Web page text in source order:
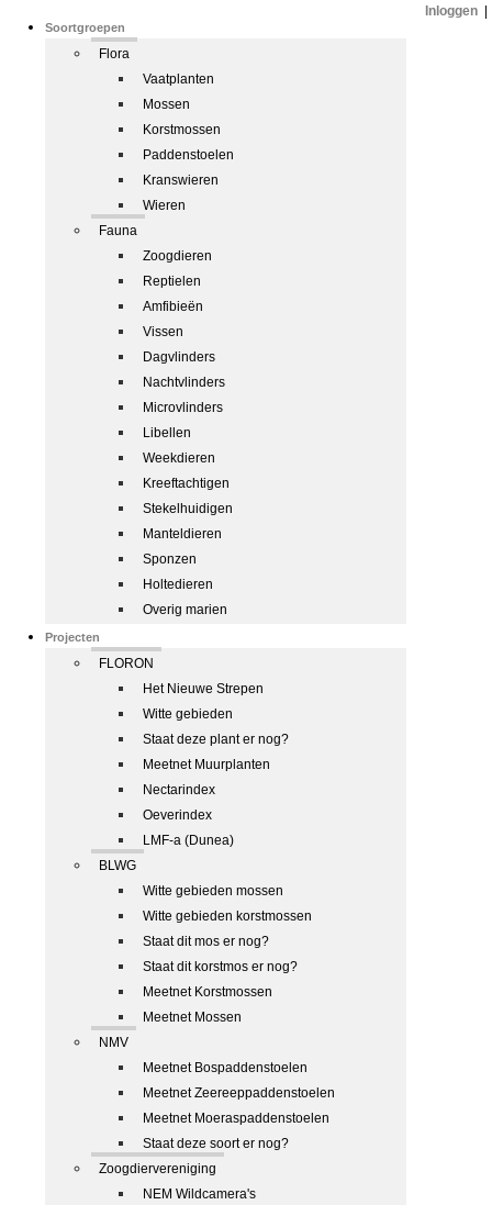
Soortgroepen
Flora
Vaatplanten
Mossen
Korstmossen
Paddenstoelen
Kranswieren
Wieren
Fauna
Zoogdieren
Reptielen
Amfibieën
Vissen
Dagvlinders
Nachtvlinders
Microvlinders
Libellen
Weekdieren
Kreeftachtigen
Stekelhuidigen
Manteldieren
Sponzen
Holtedieren
Overig marien
Projecten
FLORON
Het Nieuwe Strepen
Witte gebieden
Staat deze plant er nog?
Meetnet Muurplanten
Nectarindex
Oeverindex
LMF-a (Dunea)
BLWG
Witte gebieden mossen
Witte gebieden korstmossen
Staat dit mos er nog?
Staat dit korstmos er nog?
Meetnet Korstmossen
Meetnet Mossen
NMV
Meetnet Bospaddenstoelen
Meetnet Zeereeppaddenstoelen
Meetnet Moeraspaddenstoelen
Staat deze soort er nog?
Zoogdiervereniging
NEM Wildcamera's
Inloggen